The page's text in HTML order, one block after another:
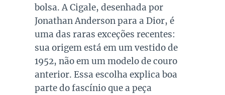
bolsa. A Cigale, desenhada por
Jonathan Anderson para a Dior, é
uma das raras exceções recentes:
sua origem está em um vestido de
1952, não em um modelo de couro
anterior. Essa escolha explica boa
parte do fascínio que a peça